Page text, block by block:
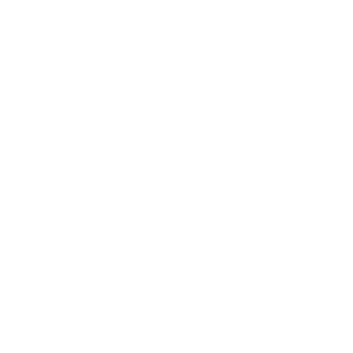
в наукоемких технологиях